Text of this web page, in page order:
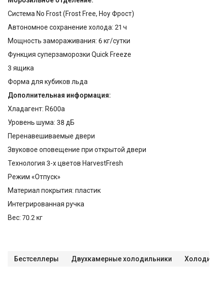
Система No Frost (Frost Free, Ноу Фрост)
Автономное сохранение холода: 21 ч
Мощность замораживания: 6 кг/сутки
Функция суперзаморозки Quick Freeze
3 ящика
Форма для кубиков льда
Дополнительная информация:
Хладагент: R600a
Уровень шума: 38 дБ
Перенавешиваемые двери
Звуковое оповещение при открытой двери
Технология 3-х цветов HarvestFresh
Режим «Отпуск»
Материал покрытия: пластик
Интегрированная ручка
Вес: 70.2 кг
Бестселлеры Двухкамерные холодильники